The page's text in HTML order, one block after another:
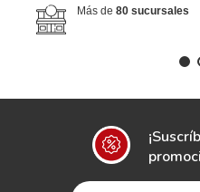
Más de 80 sucursales